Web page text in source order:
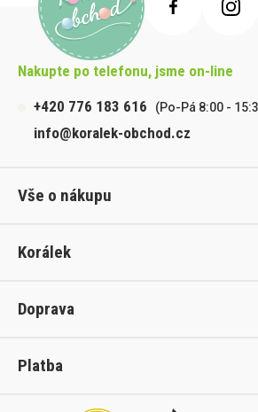
Nakupte po telefonu, jsme on-line
+420 776 183 616
(Po-Pá 8:00 -
info@koralek-obchod.cz
Vše o nákupu
Korálek
Doprava
Platba